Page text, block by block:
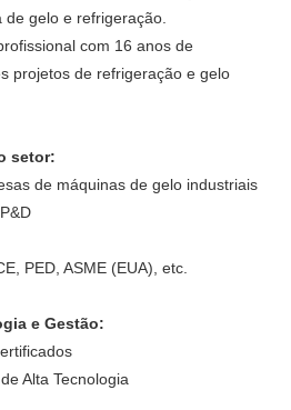
gelo e refrigeração.
com 16 anos de
projetos de refrigeração e gelo
setor:
de máquinas de gelo industriais
PED, ASME (EUA), etc.
e Gestão:
Alta Tecnologia